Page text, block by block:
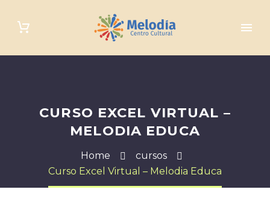
CURSO EXCEL VIRTUAL –
MELODIA EDUCA
Home
cursos
Curso Excel Virtual – Melodia Educa